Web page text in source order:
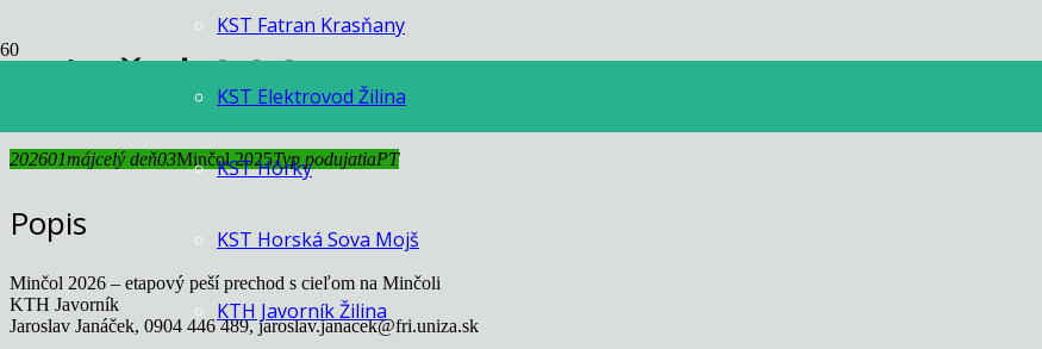
KST Fatran Krasňany
KST Elektrovod Žilina
KST Hôrky
KST Horská Sova Mojš
KTH Javorník Žilina
Minčol 2025
202601májcelý deň03Minčol 2025Typ podujatiaPT
Popis
Minčol 2026 – etapový peší prechod s cieľom na Minčoli
KTH Javorník
Jaroslav Janáček, 0904 446 489, jaroslav.janacek@fri.uniza.sk